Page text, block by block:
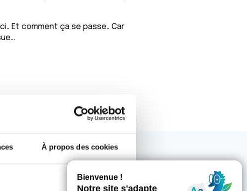
À propos des cookies
Et comment ça se passe.. Car